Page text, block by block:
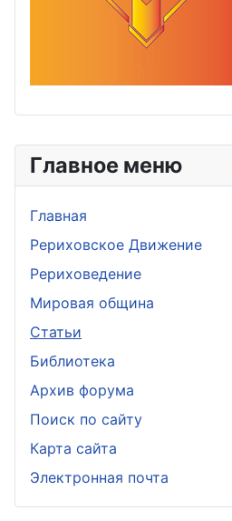
Главное меню
Главная
Рериховское Движение
Рериховедение
Мировая община
Статьи
Библиотека
Архив форума
Поиск по сайту
Карта сайта
Электронная почта